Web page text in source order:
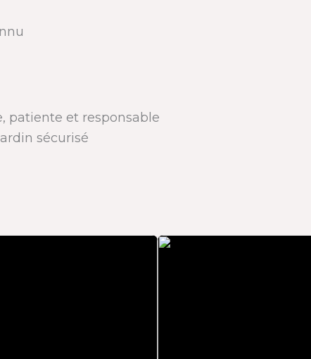
patiente et responsable
sécurisé